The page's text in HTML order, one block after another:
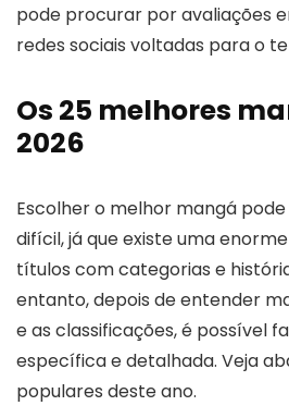
pode procurar por avaliações
redes sociais voltadas para o
Os 25 melhores
2026
Escolher o melhor mangá
difícil, já que existe uma
títulos com categorias e
entanto, depois de entender
e as classificações, é possível
específica e detalhada. Veja
populares deste ano.